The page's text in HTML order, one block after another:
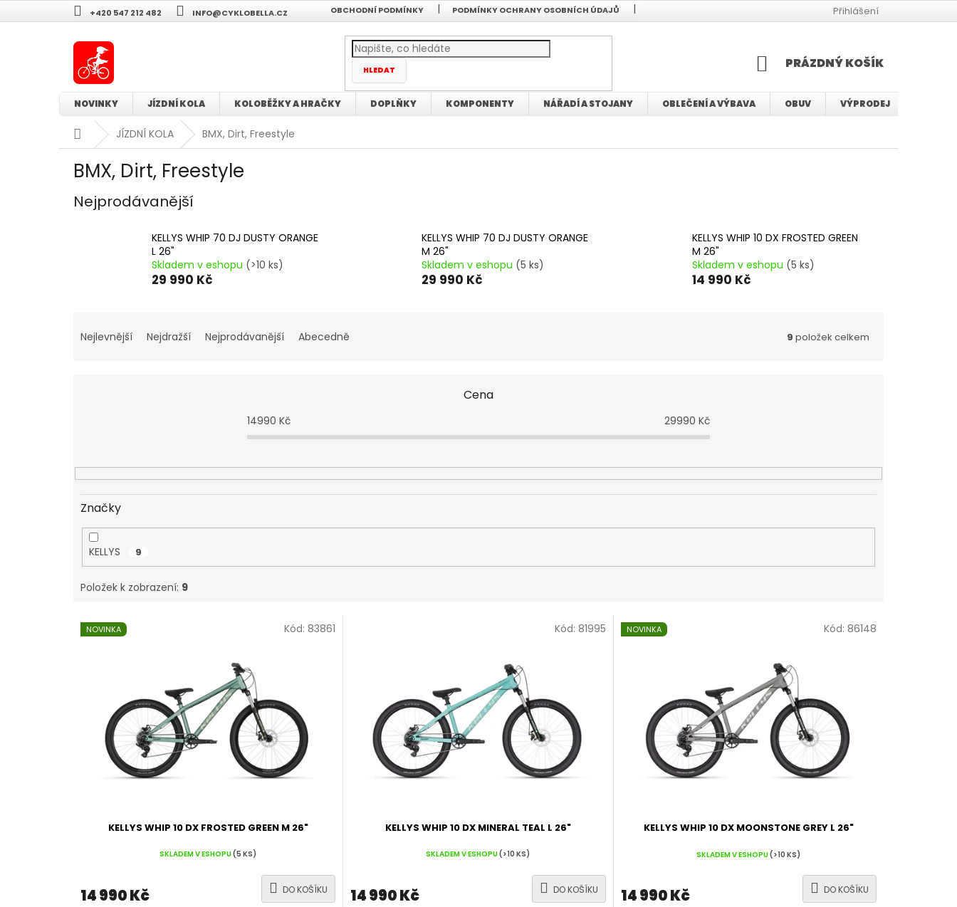
na
+420 547 212 482 INFO@CYKLOBELLA.CZ OBCHODNÍ PODMÍNKY PODMÍNKY OCHRANY OSOBNÍCH ÚDAJŮ JAK VYBRAT VELIKOST KOLA
Přihlášení
HLEDAT
NÁKUPNÍ
PRÁZDNÝ KOŠÍK
NOVINKY JÍZDNÍ KOLA KOLOBĚŽKY A HRAČKY DOPLŇKY KOMPONENTY NÁŘADÍ A STOJANY OBLEČENÍ A VÝBAVA OBUV VÝPRODEJ
DomůJÍZDNÍ KOLA BMX, Dirt, Freestyle
BMX, Dirt, Freestyle
Nejprodávanější
KELLYS WHIP 70 DJ DUSTY ORANGE
L 26"
Skladem v eshopu (>10 ks)
29 990 Kč
KELLYS WHIP 70 DJ DUSTY ORANGE
M 26"
Skladem v eshopu (5 ks)
29 990 Kč
KELLYS WHIP 10 DX FROSTED GREEN
M 26"
Skladem v eshopu (5 ks)
14 990 Kč
a
u
Nejlevnější Nejdražší Nejprodávanější Abecedně 9 položek celkem
Cena
14990 Kč 29990 Kč
Značky
KELLYS 9
Položek k zobrazení: 9
V NOVINKA
KELLYS WHIP 10 DX FROSTED GREEN M 26"
SKLADEM V ESHOPU(5 KS)
14 990 Kč DO KOŠÍKU
Kód: 83861
KELLYS WHIP 10 DX MINERAL TEAL L 26"
SKLADEM V ESHOPU(>10 KS)
14 990 Kč DO KOŠÍKU
Kód: 81995 NOVINKA
KELLYS WHIP 10 DX MOONSTONE GREY L 26"
SKLADEM V ESHOPU(>10 KS)
14 990 Kč DO KOŠÍKU
Kód: 86148